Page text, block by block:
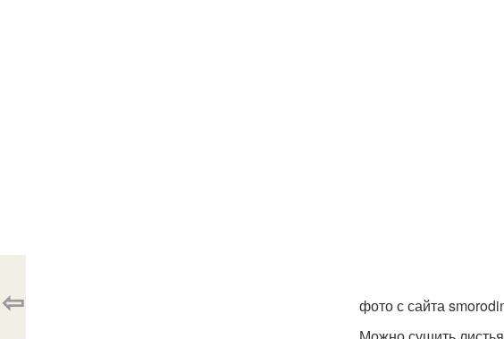
фото с сайта
⇦